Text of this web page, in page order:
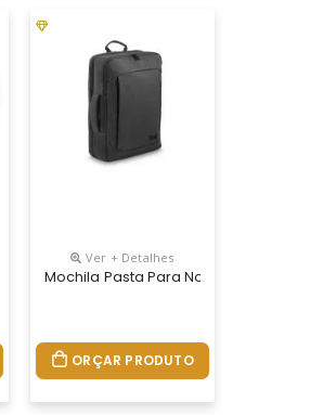
Personalizada
Ver + Detalhes
Mochila Pasta Para Notebook
ORÇAR PRODUTO